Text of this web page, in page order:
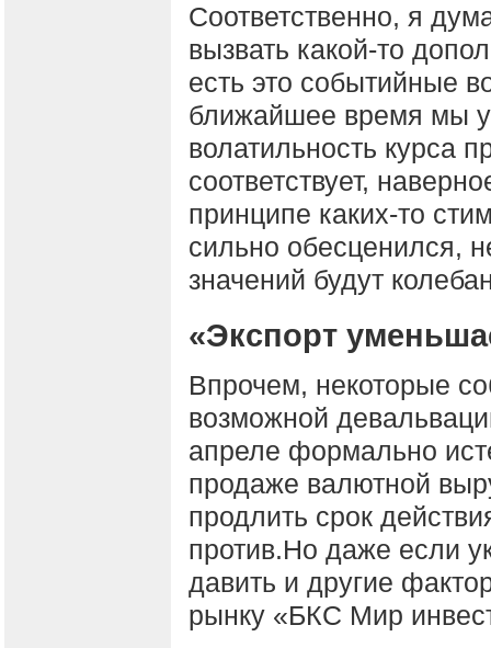
Соответственно, я
вызвать какой-то
есть это событийные
ближайшее время мы
волатильность курса
соответствует,
принципе каких-то
сильно обесценился,
значений будут
«Экспорт
Впрочем, некоторые
возможной
апреле формально
продаже валютной
продлить срок
против.Но даже если
давить и другие
рынку «БКС Мир